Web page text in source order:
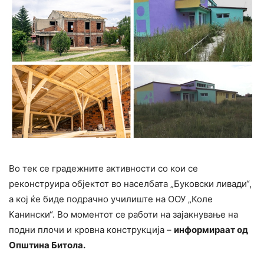
Во тек се градежните активности со кои се
реконструира објектот во населбата „Буковски ливади“,
а кој ќе биде подрачно училиште на ООУ „Коле
Канински“. Во моментот се работи на зајакнување на
подни плочи и кровна конструкција – информираат од
Општина Битола.